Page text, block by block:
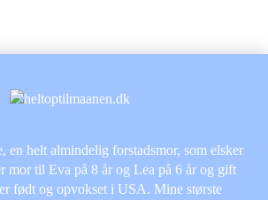
en helt almindelig forstadsmor, som elsker
mor til Eva på 8 år og Lea på 6 år og gift
født og opvokset i USA. Mine største